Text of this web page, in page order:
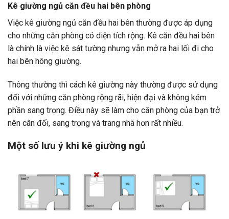
Kê giường ngủ căn đều hai bên phòng
Việc kê giường ngủ căn đều hai bên thường được áp dụng
cho những căn phòng có diện tích rộng. Kê căn đều hai bên
là chính là việc kê sát tường nhưng vẫn mở ra hai lối đi cho
hai bên hông giường.
Thông thường thì cách kê giường này thường được sử dụng
đối với những căn phòng rộng rãi, hiện đại và không kém
phần sang trọng. Điều này sẽ làm cho căn phòng của bạn trở
nên cân đối, sang trọng và trang nhã hơn rất nhiều.
Một số lưu ý khi kê giường ngủ